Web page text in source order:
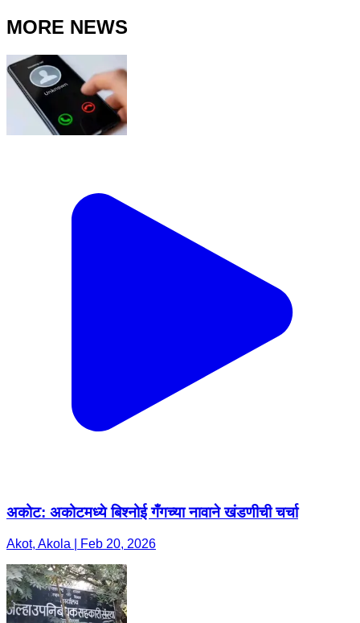
MORE NEWS
अकोट: अकोटमध्ये बिश्नोई गँगच्या नावाने खंडणीची चर्चा
Akot, Akola | Feb 20, 2026